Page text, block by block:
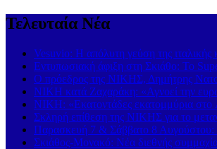
Τελευταία Νέα
Vesuvio: Η απόλυτη γεύση της
Εντυπωσιακή άφιξη στη Σκιάθο: Το
Ο πρόεδρος της ΝΙΚΗΣ, Δημήτρης
ΝΙΚΗ κατά Ζαχαράκη: «Αγνοεί την
ΝΙΚΗ: «Εκατοντάδες εκατομμύρια στο
Σκληρή επίθεση της ΝΙΚΗΣ για το
Παρασκευή 7 & Σάββατο 8 Αυγούστου:
Σκιάθος-Μονακό: Νέα διεθνής